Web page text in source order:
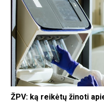
ŽPV: ką reikėtų žinoti